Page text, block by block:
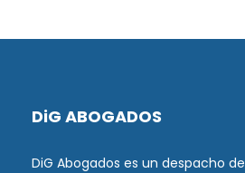
DiG ABOGADOS
DiG Abogados es un despacho